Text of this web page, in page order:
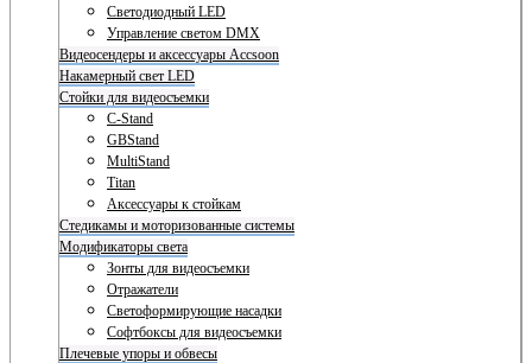
Светодиодный LED
Управление светом DMX
Видеосендеры и аксессуары Accsoon
Накамерный свет LED
Стойки для видеосъемки
C-Stand
GBStand
MultiStand
Titan
Аксессуары к стойкам
Стедикамы и моторизованные системы
Модификаторы света
Зонты для видеосъемки
Отражатели
Светоформирующие насадки
Софтбоксы для видеосъемки
Плечевые упоры и обвесы